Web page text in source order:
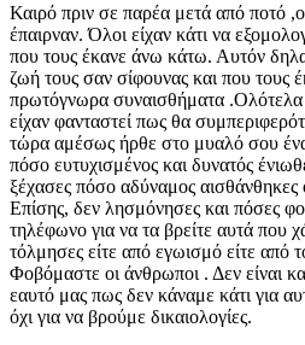
Καιρό πριν σε παρέα μετά από ποτό
έπαιρναν. Όλοι είχαν κάτι να
που τους έκανε άνω κάτω. Αυτόν
ζωή τους σαν σίφουνας και που τους
πρωτόγνωρα συναισθήματα .Ολότελα
είχαν φανταστεί πως θα
τώρα αμέσως ήρθε στο μυαλό σου
πόσο ευτυχισμένος και δυνατός
ξέχασες πόσο αδύναμος αισθάνθηκες
Επίσης, δεν λησμόνησες και πόσες
τηλέφωνο για να τα βρείτε αυτά που
τόλμησες είτε από εγωισμό είτε από
Φοβόμαστε οι άνθρωποι . Δεν είναι
εαυτό μας πως δεν κάναμε κάτι για
όχι για να βρούμε δικαιολογίες.